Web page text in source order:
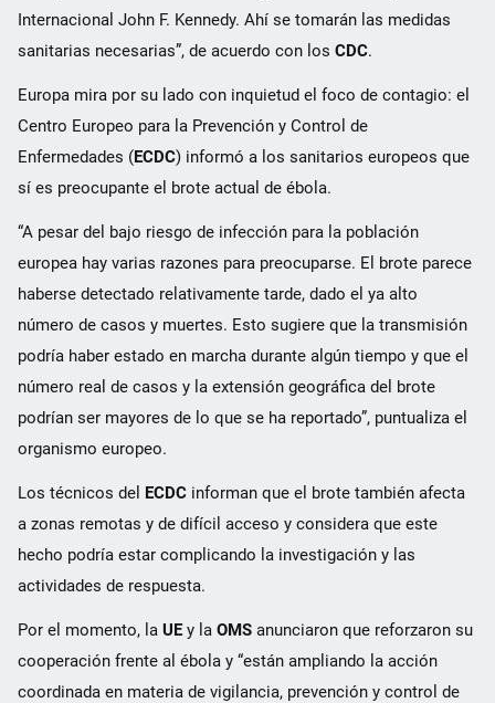
Internacional John F. Kennedy. Ahí se tomarán las medidas
sanitarias necesarias”, de acuerdo con los CDC.
Europa mira por su lado con inquietud el foco de contagio: el
Centro Europeo para la Prevención y Control de
Enfermedades (ECDC) informó a los sanitarios europeos que
sí es preocupante el brote actual de ébola.
“A pesar del bajo riesgo de infección para la población
europea hay varias razones para preocuparse. El brote parece
haberse detectado relativamente tarde, dado el ya alto
número de casos y muertes. Esto sugiere que la transmisión
podría haber estado en marcha durante algún tiempo y que el
número real de casos y la extensión geográfica del brote
podrían ser mayores de lo que se ha reportado”, puntualiza el
organismo europeo.
Los técnicos del ECDC informan que el brote también afecta
a zonas remotas y de difícil acceso y considera que este
hecho podría estar complicando la investigación y las
actividades de respuesta.
Por el momento, la UE y la OMS anunciaron que reforzaron su
cooperación frente al ébola y “están ampliando la acción
coordinada en materia de vigilancia, prevención y control de